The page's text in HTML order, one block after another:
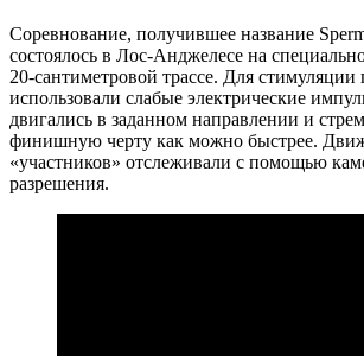
Соревнование, получившее название
состоялось в Лос-Анджелесе на
20-сантиметровой трассе. Для
использовали слабые электрические
двигались в заданном направлении и
финишную черту как можно быстрее.
«участников» отслеживали с помощью
разрешения.